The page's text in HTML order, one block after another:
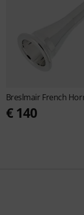
Breslmair French
€ 140